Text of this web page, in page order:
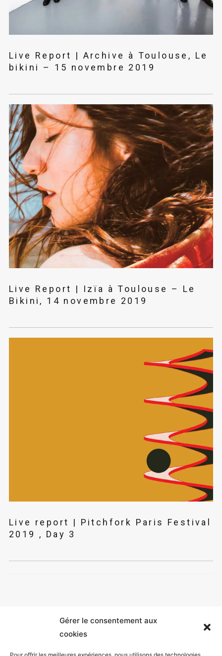
Gérer le consentement aux
cookies
Live Report | Archive à Toulouse, Le
bikini – 15 novembre 2019
Live Report | Izïa à Toulouse – Le
Bikini, 14 novembre 2019
Live report | Pitchfork Paris Festival
2019 , Day 3